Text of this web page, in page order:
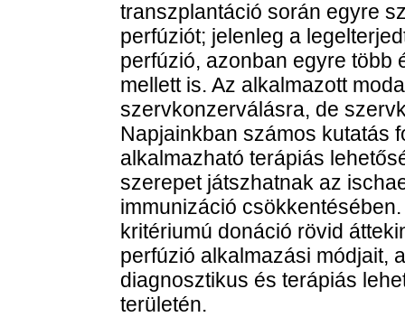
transzplantáció során egyre
perfúziót; jelenleg a
perfúzió, azonban egyre több
mellett is. Az alkalmazott
szervkonzerválásra, de
Napjainkban számos kutatás
alkalmazható terápiás
szerepet játszhatnak az
immunizáció
kritériumú donáció rövid
perfúzió alkalmazási módjait,
diagnosztikus és terápiás
területén.